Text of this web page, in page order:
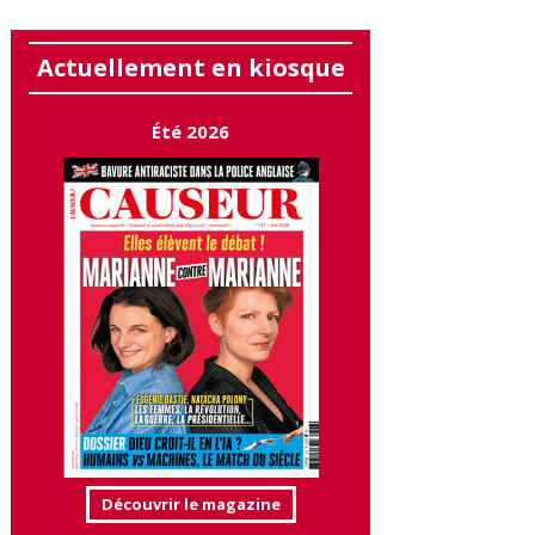
Actuellement en kiosque
Été 2026
Découvrir le magazine